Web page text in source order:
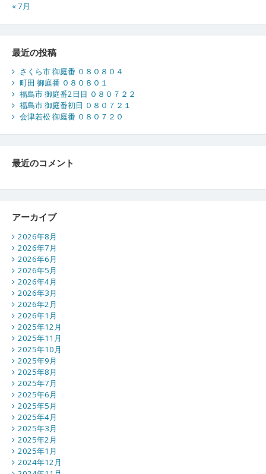
« 7月
最近の投稿
さくら市 御庭番 ０８０８０４
町田 御庭番 ０８０８０１
福島市 御庭番2日目 ０８０７２２
福島市 御庭番初日 ０８０７２１
会津若松 御庭番 ０８０７２０
最近のコメント
アーカイブ
2026年8月
2026年7月
2026年6月
2026年5月
2026年4月
2026年3月
2026年2月
2026年1月
2025年12月
2025年11月
2025年10月
2025年9月
2025年8月
2025年7月
2025年6月
2025年5月
2025年4月
2025年3月
2025年2月
2025年1月
2024年12月